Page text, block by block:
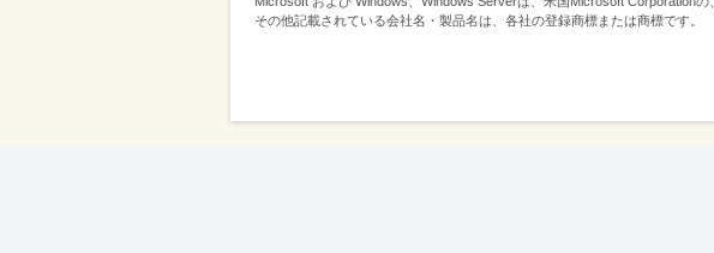
その他記載されている会社名・製品名は、各社の登録商標または商標です。